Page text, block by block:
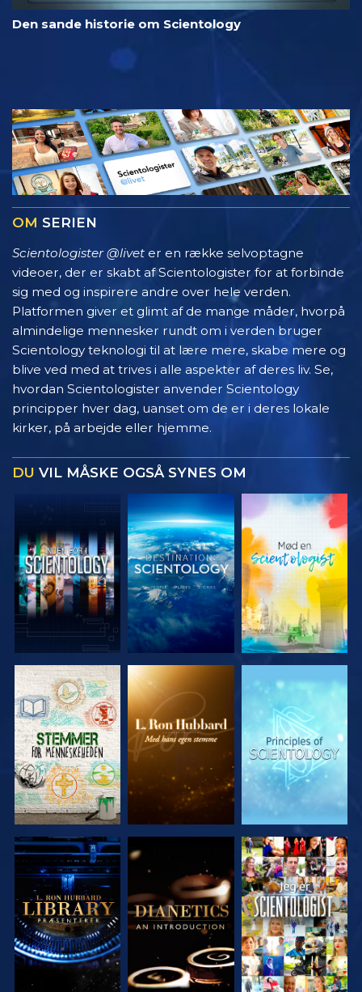
Den sande historie om Scientology
OM SERIEN
Scientologister @livet er en række selvoptagne
videoer, der er skabt af Scientologister for at forbinde
sig med og inspirere andre over hele verden.
Platformen giver et glimt af de mange måder, hvorpå
almindelige mennesker rundt om i verden bruger
Scientology teknologi til at lære mere, skabe mere og
blive ved med at trives i alle aspekter af deres liv. Se,
hvordan Scientologister anvender Scientology
principper hver dag, uanset om de er i deres lokale
kirker, på arbejde eller hjemme.
DU VIL MÅSKE OGSÅ SYNES OM
UDFORSK
SERIEN
UDFORSK
SERIEN
UDFORSK
SERIEN
UDFORSK
SERIEN
UDFORSK
SERIEN
SE